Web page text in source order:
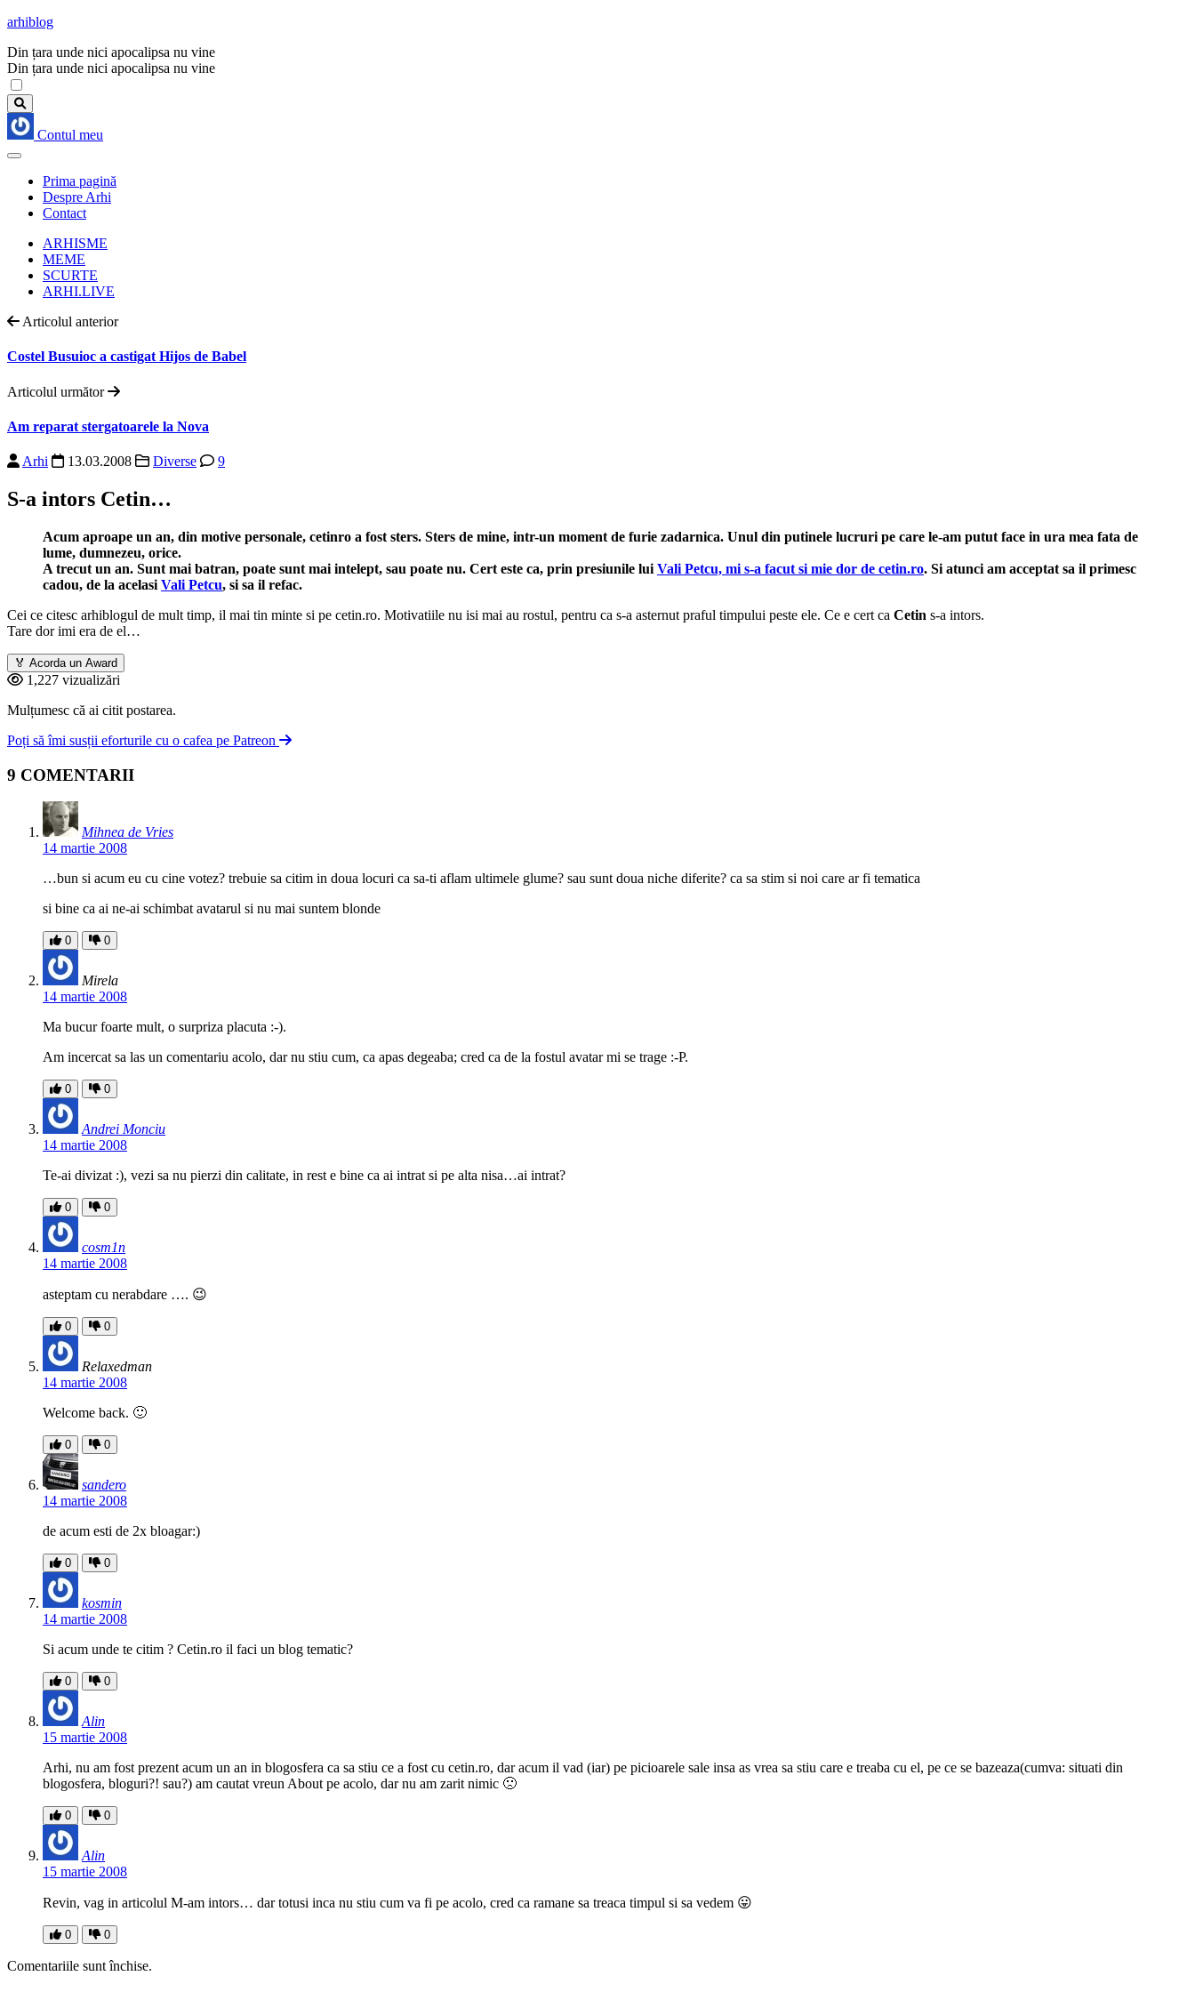
arhiblog
Din țara unde nici apocalipsa nu vine
Din țara unde nici apocalipsa nu vine
Contul meu
Prima pagină
Despre Arhi
Contact
ARHISME
MEME
SCURTE
ARHI.LIVE
Articolul anterior
Costel Busuioc a castigat Hijos de Babel
Articolul următor
Am reparat stergatoarele la Nova
Arhi 13.03.2008 Diverse 9
S-a intors Cetin…
Acum aproape un an, din motive personale, cetinro a fost sters. Sters de mine, intr-un moment de furie zadarnica. Unul din putinele lucruri pe care le-am putut face in ura mea fata de
lume, dumnezeu, orice.
A trecut un an. Sunt mai batran, poate sunt mai intelept, sau poate nu. Cert este ca, prin presiunile lui Vali Petcu, mi s-a facut si mie dor de cetin.ro. Si atunci am acceptat sa il primesc
cadou, de la acelasi Vali Petcu, si sa il refac.
Cei ce citesc arhiblogul de mult timp, il mai tin minte si pe cetin.ro. Motivatiile nu isi mai au rostul, pentru ca s-a asternut praful timpului peste ele. Ce e cert ca Cetin s-a intors.
Tare dor imi era de el…
🏅 Acorda un Award
1,227 vizualizări
Mulțumesc că ai citit postarea.
Poți să îmi susții eforturile cu o cafea pe Patreon
9 COMENTARII
Mihnea de Vries
14 martie 2008
…bun si acum eu cu cine votez? trebuie sa citim in doua locuri ca sa-ti aflam ultimele glume? sau sunt doua niche diferite? ca sa stim si noi care ar fi tematica
si bine ca ai ne-ai schimbat avatarul si nu mai suntem blonde
0 0
Mirela
14 martie 2008
Ma bucur foarte mult, o surpriza placuta :-).
Am incercat sa las un comentariu acolo, dar nu stiu cum, ca apas degeaba; cred ca de la fostul avatar mi se trage :-P.
0 0
Andrei Monciu
14 martie 2008
Te-ai divizat :), vezi sa nu pierzi din calitate, in rest e bine ca ai intrat si pe alta nisa…ai intrat?
0 0
cosm1n
14 martie 2008
asteptam cu nerabdare …. 😉
0 0
Relaxedman
14 martie 2008
Welcome back. 🙂
0 0
sandero
14 martie 2008
de acum esti de 2x bloagar:)
0 0
kosmin
14 martie 2008
Si acum unde te citim ? Cetin.ro il faci un blog tematic?
0 0
Alin
15 martie 2008
Arhi, nu am fost prezent acum un an in blogosfera ca sa stiu ce a fost cu cetin.ro, dar acum il vad (iar) pe picioarele sale insa as vrea sa stiu care e treaba cu el, pe ce se bazeaza(cumva: situati din
blogosfera, bloguri?! sau?) am cautat vreun About pe acolo, dar nu am zarit nimic 🙁
0 0
Alin
15 martie 2008
Revin, vag in articolul M-am intors… dar totusi inca nu stiu cum va fi pe acolo, cred ca ramane sa treaca timpul si sa vedem 😛
0 0
Comentariile sunt închise.